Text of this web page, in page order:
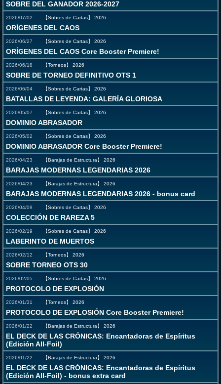
SOBRE DEL GANADOR 2026-2027
2026/07/02 【Sobres de Cartas】 2026
ORÍGENES DEL CAOS
2026/06/27 【Sobres de Cartas】 2026
ORÍGENES DEL CAOS Core Booster Premiere!
2026/06/18 【Torneos】 2026
SOBRE DE TORNEO DEFINITIVO OTS 1
2026/06/04 【Sobres de Cartas】 2026
BATALLAS DE LEYENDA: GALERÍA GLORIOSA
2026/05/07 【Sobres de Cartas】 2026
DOMINIO ABRASADOR
2026/05/02 【Sobres de Cartas】 2026
DOMINIO ABRASADOR Core Booster Premiere!
2026/04/23 【Barajas de Estructura】 2026
BARAJAS MODERNAS LEGENDARIAS 2026
2026/04/23 【Barajas de Estructura】 2026
BARAJAS MODERNAS LEGENDARIAS 2026 - bonus card
2026/04/09 【Sobres de Cartas】 2026
COLECCIÓN DE RAREZA 5
2026/02/19 【Sobres de Cartas】 2026
LABERINTO DE MUERTOS
2026/02/12 【Torneos】 2026
SOBRE TORNEO OTS 30
2026/02/05 【Sobres de Cartas】 2026
PROTOCOLO DE EXPLOSIÓN
2026/01/31 【Torneos】 2026
PROTOCOLO DE EXPLOSIÓN Core Booster Premiere!
2026/01/22 【Barajas de Estructura】 2026
EL DECK DE LAS CRÓNICAS: Encantadoras de Espíritus
(Edición All-Foil)
2026/01/22 【Barajas de Estructura】 2026
EL DECK DE LAS CRÓNICAS: Encantadoras de Espíritus
(Edición All-Foil) - bonus extra card